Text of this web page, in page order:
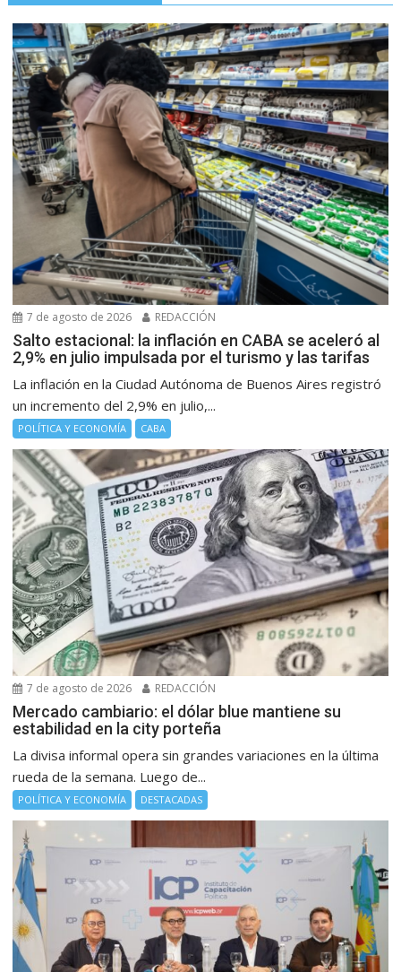
7 de agosto de 2026 REDACCIÓN
Salto estacional: la inflación en CABA se aceleró al
2,9% en julio impulsada por el turismo y las tarifas
La inflación en la Ciudad Autónoma de Buenos Aires registró
un incremento del 2,9% en julio,...
POLÍTICA Y ECONOMÍA CABA
7 de agosto de 2026 REDACCIÓN
Mercado cambiario: el dólar blue mantiene su
estabilidad en la city porteña
La divisa informal opera sin grandes variaciones en la última
rueda de la semana. Luego de...
POLÍTICA Y ECONOMÍA DESTACADAS